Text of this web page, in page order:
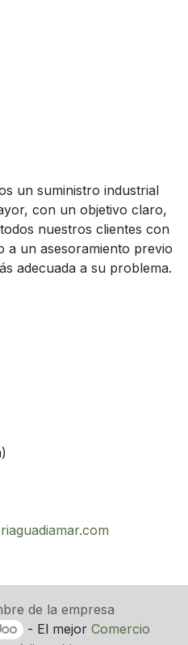
un suministro industrial
con un objetivo claro,
nuestros clientes con
a un asesoramiento previo
adecuada a su problema.
de la empresa
- El mejorComercio